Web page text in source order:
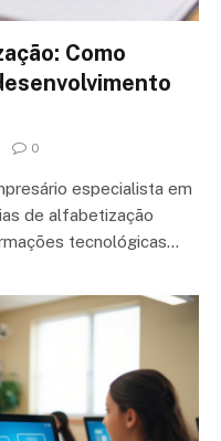
Como
0
especialista em
de alfabetização
tecnológicas…